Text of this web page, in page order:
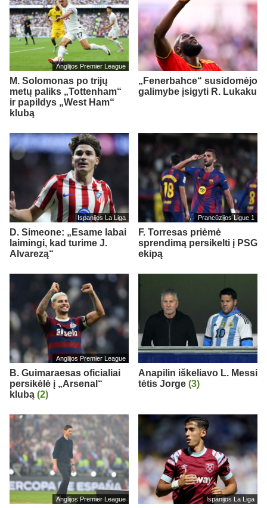
Anglijos Premier League
M. Solomonas po trijų
metų paliks „Tottenham“
ir papildys „West Ham“
klubą
„Fenerbahce“ susidomėjo
galimybe įsigyti R. Lukaku
Ispanijos La Liga
D. Simeone: „Esame labai
laimingi, kad turime J.
Alvarezą“
Prancūzijos Ligue 1
F. Torresas priėmė
sprendimą persikelti į PSG
ekipą
Anglijos Premier League
B. Guimaraesas oficialiai
persikėlė į „Arsenal“
klubą (2)
Anapilin iškeliavo L. Messi
tėtis Jorge (3)
Anglijos Premier League Ispanijos La Liga